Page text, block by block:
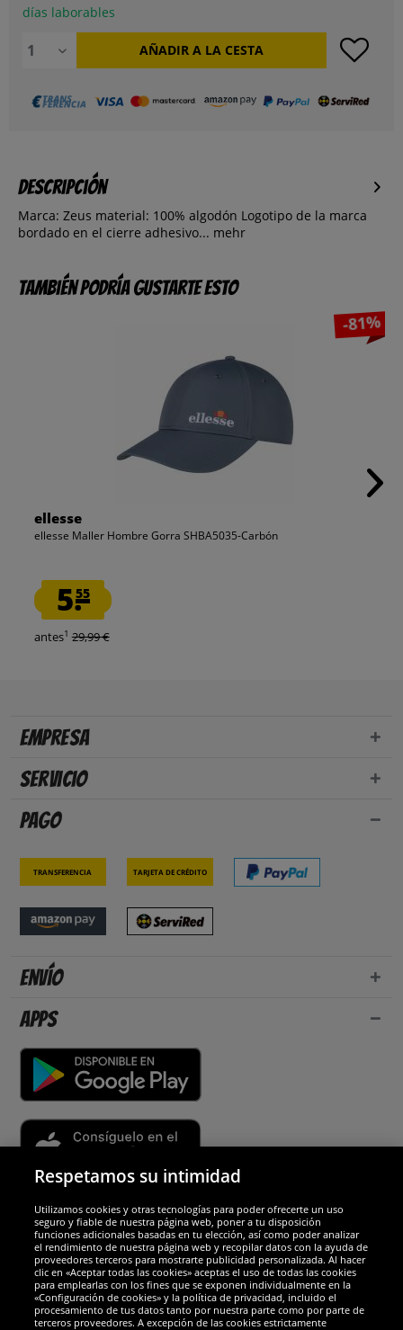
días laborables
AÑADIR A LA CESTA
Descripción
Marca: Zeus material: 100% algodón Logotipo de la marca
bordado en el cierre adhesivo... mehr
También podría gustarte esto
-81%
ellesse
ellesse Maller Hombre Gorra SHBA5035-Carbón
5.55
antes1 29,99 €
Empresa
Servicio
Pago
Transferencia Tarjeta de crédito
Envío
Apps
Socios y seguridad
Galardones
Respetamos su intimidad
Utilizamos cookies y otras tecnologías para poder ofrecerte un uso
seguro y fiable de nuestra página web, poner a tu disposición
funciones adicionales basadas en tu elección, así como poder analizar
el rendimiento de nuestra página web y recopilar datos con la ayuda de
proveedores terceros para mostrarte publicidad personalizada. Al hacer
clic en «Aceptar todas las cookies» aceptas el uso de todas las cookies
para emplearlas con los fines que se exponen individualmente en la
«Configuración de cookies» y la política de privacidad, incluido el
procesamiento de tus datos tanto por nuestra parte como por parte de
terceros proveedores. A excepción de las cookies estrictamente